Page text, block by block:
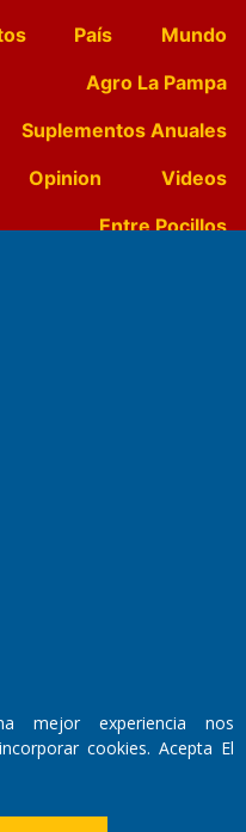
País
Mundo
Agro La Pampa
Suplementos Anuales
Opinion
Videos
Entre Pocillos
mejor experiencia nos
cookies. Acepta El